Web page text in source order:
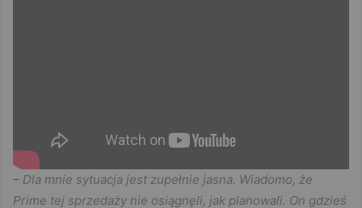
– Dla mnie sytuacja jest zupełnie jasna. Wiadomo, że
Prime tej sprzedaży nie osiągnęli, jak planowali. On gdzieś